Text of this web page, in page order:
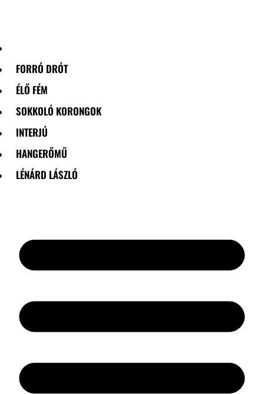
FORRÓ DRÓT
ÉLŐ FÉM
SOKKOLÓ KORONGOK
INTERJÚ
HANGERŐMŰ
LÉNÁRD LÁSZLÓ